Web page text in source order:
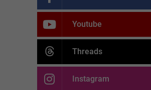
Youtube
Threads
Instagram